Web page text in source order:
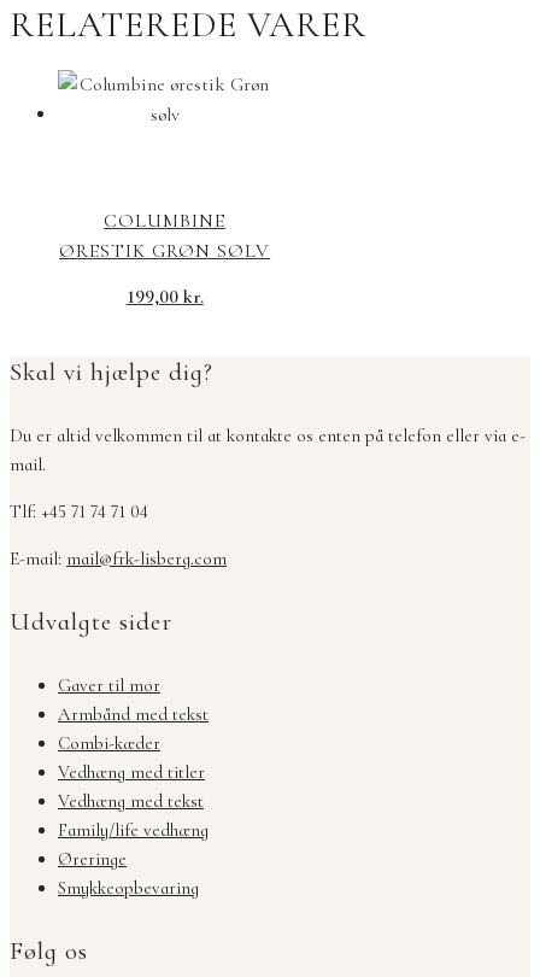
RELATEREDE VARER
COLUMBINE
ØRESTIK GRØN SØLV
199,00 kr.
Skal vi hjælpe dig?
Du er altid velkommen til at kontakte os enten på telefon eller via e-
mail.
Tlf: +45 71 74 71 04
E-mail: mail@frk-lisberg.com
Udvalgte sider
Gaver til mor
Armbånd med tekst
Combi-kæder
Vedhæng med titler
Vedhæng med tekst
Family/life vedhæng
Øreringe
Smykkeopbevaring
Følg os